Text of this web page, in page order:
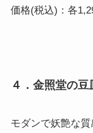
価格(税込)：各
４．金照堂の豆
モダンで妖艶な